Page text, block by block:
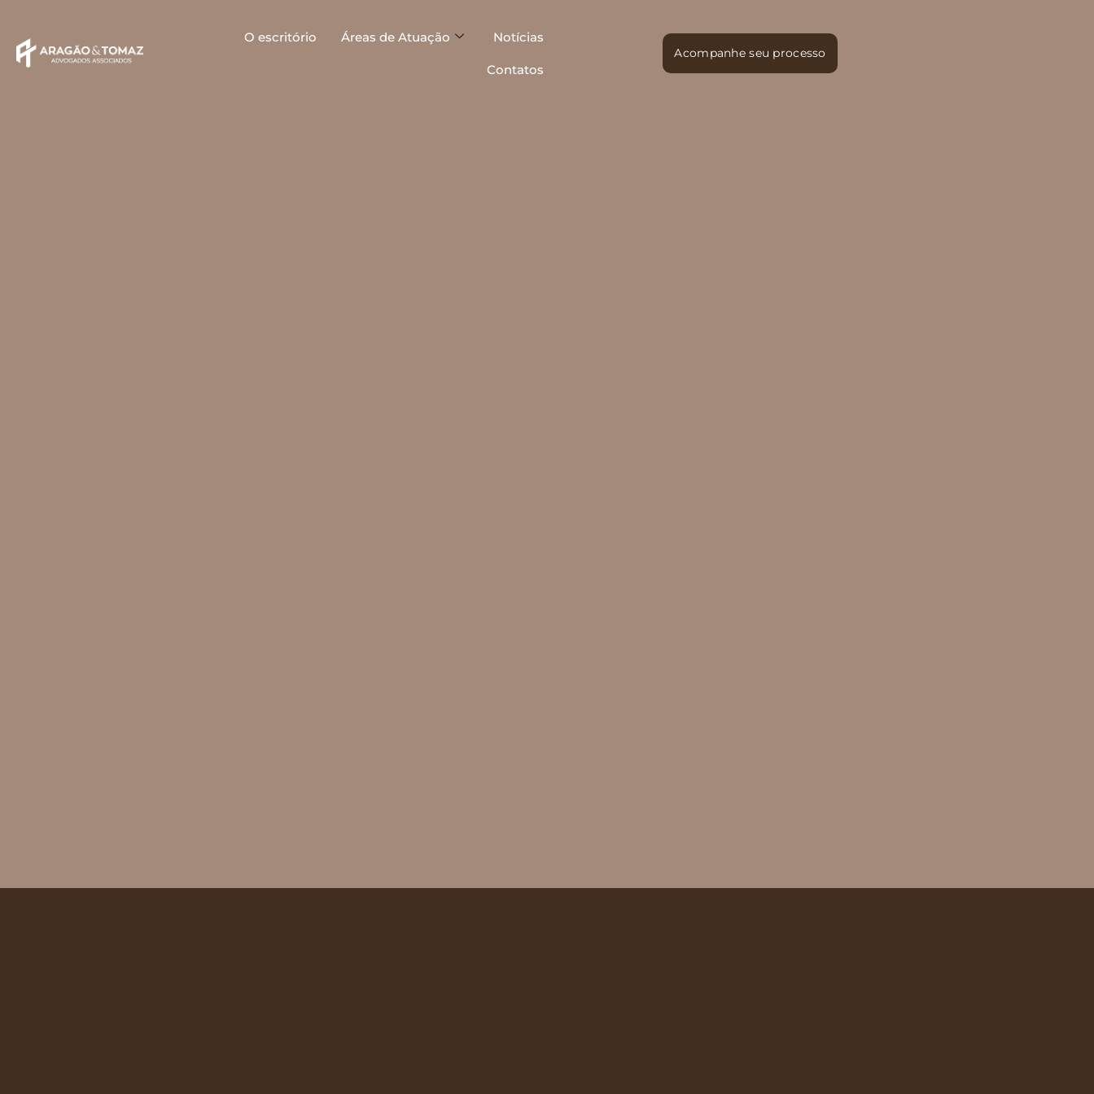
O escritório Áreas de Atuação Notícias
Contatos
Acompanhe seu processo